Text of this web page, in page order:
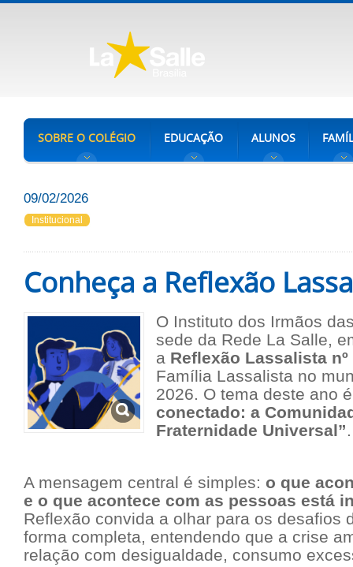
SOBRE O COLÉGIO EDUCAÇÃO ALUNOS
09/02/2026
Institucional
Conheça a Reflexão
O Instituto dos Irmãos
sede da Rede La Salle,
a Reflexão Lassalista nº
Família Lassalista no
2026. O tema deste ano
conectado: a
Fraternidade Universal”.
A mensagem central é simples: o que
e o que acontece com as pessoas está
Reflexão convida a olhar para os desafios
forma completa, entendendo que a crise
relação com desigualdade, consumo